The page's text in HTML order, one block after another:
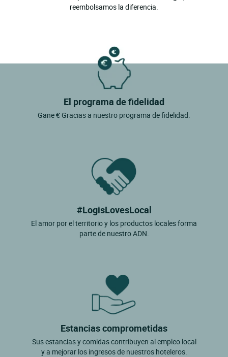
reembolsamos la diferencia.
El programa de fidelidad
Gane € Gracias a nuestro programa de fidelidad.
#LogisLovesLocal
El amor por el territorio y los productos locales forma
parte de nuestro ADN.
Estancias comprometidas
Sus estancias y comidas contribuyen al empleo local
y a mejorar los ingresos de nuestros hoteleros.